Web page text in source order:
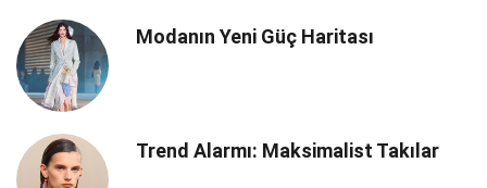
Modanın Yeni Güç Haritası
Trend Alarmı: Maksimalist Takılar